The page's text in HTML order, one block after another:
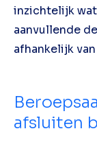
inzichtelijk
aanvullende
afhankelijk
afsluiten